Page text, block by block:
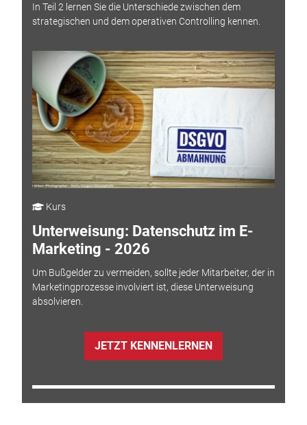
In Teil 2 lernen Sie die Unterschiede zwischen dem
strategischen und dem operativen Controlling kennen.
Kurs
Unterweisung: Datenschutz im E-
Marketing - 2026
Um Bußgelder zu vermeiden, sollte jeder Mitarbeiter, der in
Marketingprozesse involviert ist, diese Unterweisung
absolvieren.
JETZT KENNENLERNEN